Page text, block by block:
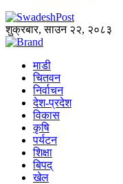
शुक्रबार, साउन २२, २०८३
माडी
चितवन
निर्वाचन
देश-प्रदेश
विकास
कृषि
पर्यटन
शिक्षा
बिपद्
खेल